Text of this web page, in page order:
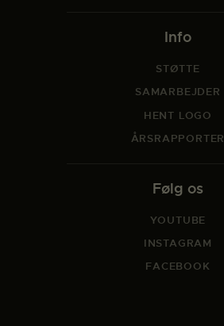
Info
STØTTE
SAMARBEJDER
HENT LOGO
ÅRSRAPPORTER
Følg os
YOUTUBE
INSTAGRAM
FACEBOOK